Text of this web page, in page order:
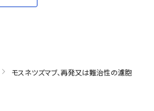
モスネツズマブ、再発又は難治性の濾胞性リ